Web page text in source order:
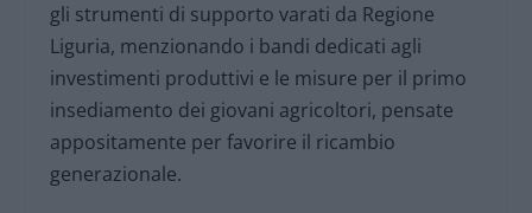
gli strumenti di supporto varati da Regione
Liguria, menzionando i bandi dedicati agli
investimenti produttivi e le misure per il primo
insediamento dei giovani agricoltori, pensate
appositamente per favorire il ricambio
generazionale.